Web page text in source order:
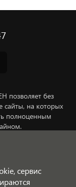
позволяет без
сайты, на которых
полноценным
сервис